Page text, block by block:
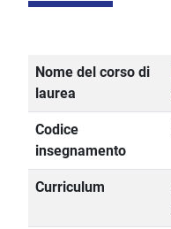
Nome del corso di
laurea
Codice
insegnamento
Curriculum